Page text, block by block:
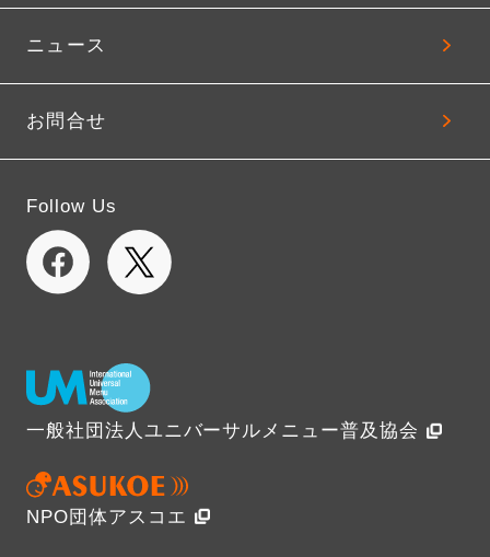
ニュース
お問合せ
Follow Us
一般社団法人ユニバーサルメニュー普及協会
NPO団体アスコエ